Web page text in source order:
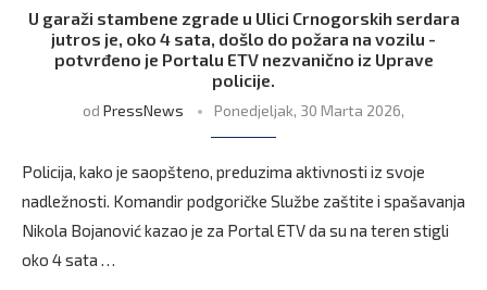
U garaži stambene zgrade u Ulici Crnogorskih serdara
jutros je, oko 4 sata, došlo do požara na vozilu -
potvrđeno je Portalu ETV nezvanično iz Uprave
policije.
od PressNews Ponedjeljak, 30 Marta 2026,
Policija, kako je saopšteno, preduzima aktivnosti iz svoje
nadležnosti. Komandir podgoričke Službe zaštite i spašavanja
Nikola Bojanović kazao je za Portal ETV da su na teren stigli
oko 4 sata …